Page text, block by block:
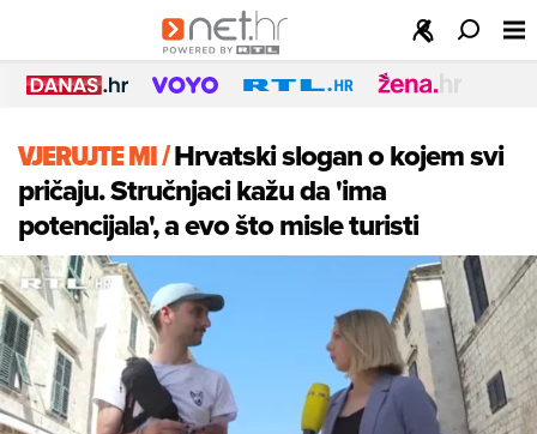
VJERUJTE MI/Hrvatski slogan o kojem svi
pričaju. Stručnjaci kažu da 'ima
potencijala', a evo što misle turisti